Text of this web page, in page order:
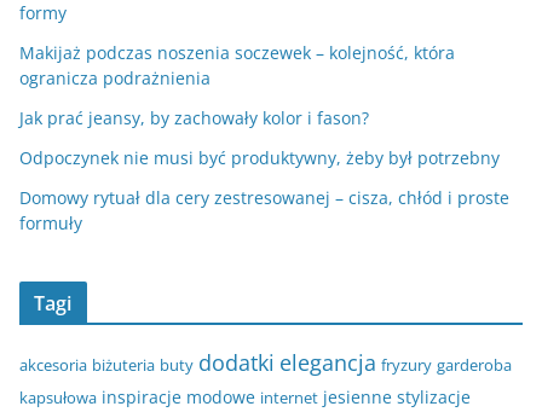
formy
Makijaż podczas noszenia soczewek – kolejność, która
ogranicza podrażnienia
Jak prać jeansy, by zachowały kolor i fason?
Odpoczynek nie musi być produktywny, żeby był potrzebny
Domowy rytuał dla cery zestresowanej – cisza, chłód i proste
formuły
Tagi
akcesoria biżuteria buty dodatki elegancja fryzury garderoba
kapsułowa inspiracje modowe internet jesienne stylizacje